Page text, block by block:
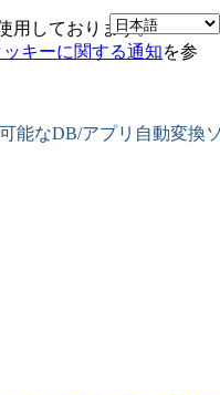
用しております。
ッキーに関する通知を参
能なDB/アプリ自動変換